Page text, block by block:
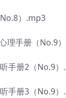
）.mp3
理手册（No.9
手册2（No.9
手册3（No.9